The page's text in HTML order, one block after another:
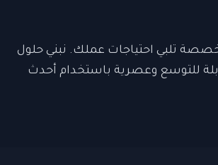
تلبي احتياجات عملك. نبني حلول
للتوسع وعصرية باستخدام أحدث